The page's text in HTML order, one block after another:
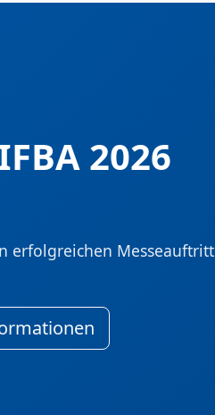
2026
erfolgreichen Messeauftritt